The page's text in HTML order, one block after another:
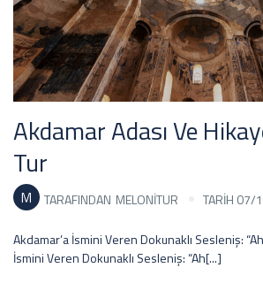
Akdamar Adası Ve
Tur
M TARAFINDAN MELONITUR TARİH
Akdamar’a İsmini Veren Dokunaklı Sesleniş:
İsmini Veren Dokunaklı Sesleniş: “Ah[...]